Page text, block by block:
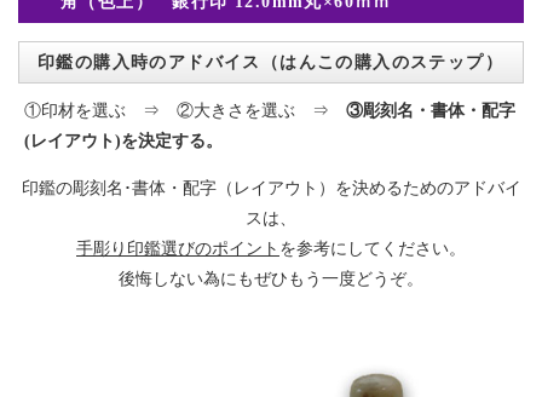
印鑑の購入時のアドバイス（はんこの購入のステップ）
①印材を選ぶ ⇒ ②大きさを選ぶ ⇒ ③彫刻名・書体・配字
(レイアウト)を決定する。
印鑑の彫刻名･書体・配字（レイアウト）を決めるためのアドバイ
スは、
手彫り印鑑選びのポイント を参考にしてください。
後悔しない為にもぜひもう一度どうぞ。